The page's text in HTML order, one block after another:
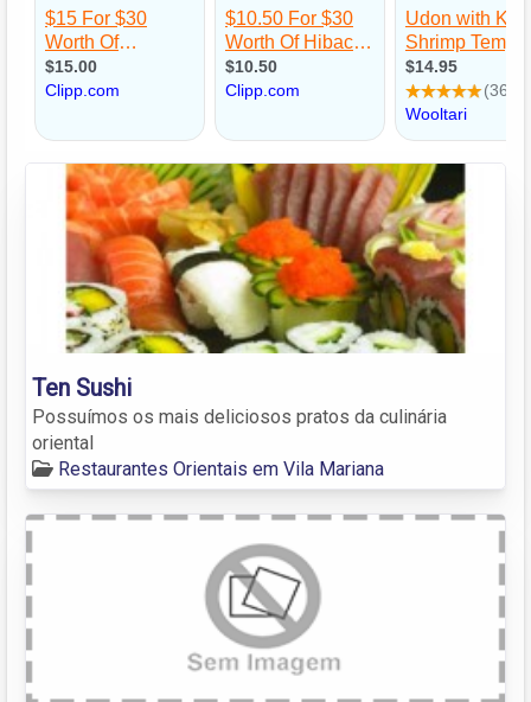
Ten Sushi
Possuímos os mais deliciosos pratos da culinária
oriental
Restaurantes Orientais em Vila Mariana